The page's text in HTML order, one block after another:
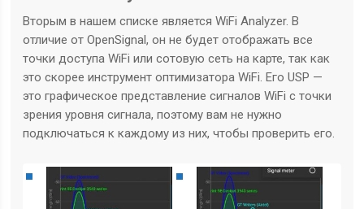
Вторым в нашем списке является WiFi Analyzer. В
отличие от OpenSignal, он не будет отображать все
точки доступа WiFi или сотовую сеть на карте, так как
это скорее инструмент оптимизатора WiFi. Его USP —
это графическое представление сигналов WiFi с точки
зрения уровня сигнала, поэтому вам не нужно
подключаться к каждому из них, чтобы проверить его.